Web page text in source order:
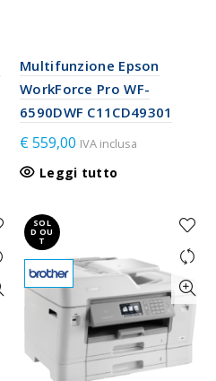
Multifunzione Epson
WorkForce Pro WF-
6590DWF C11CD49301
€559,00 IVA inclusa
Leggi tutto
SOL
D OU
T